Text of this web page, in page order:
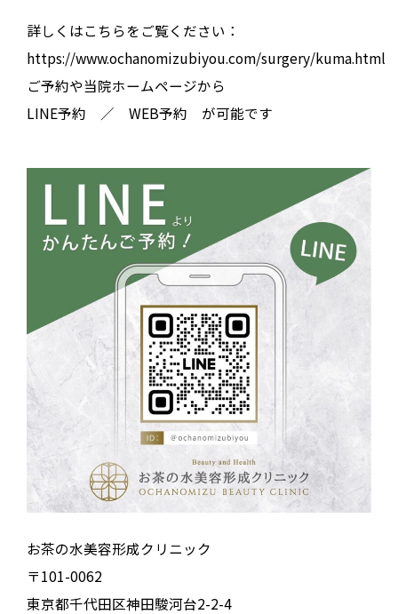
詳しくはこちらをご覧ください：
https://www.ochanomizubiyou.com/surgery/kuma.html
ご予約や当院ホームページから
LINE予約 ／ WEB予約 が可能です
お茶の水美容形成クリニック
〒101-0062
東京都千代田区神田駿河台2-2-4